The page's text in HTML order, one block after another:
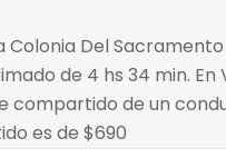
Colonia Del
de 4 hs 34 min.
compartido de un
es de $690